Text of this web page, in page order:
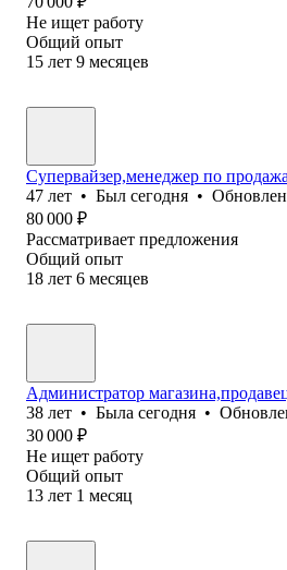
Не ищет работу
Общий опыт
15 лет 9 месяцев
Супервайзер,менеджер по
47 лет • Был сегодня •
80 000 ₽
Рассматривает предложения
Общий опыт
18 лет 6 месяцев
Администратор
38 лет • Была сегодня •
30 000 ₽
Не ищет работу
Общий опыт
13 лет 1 месяц